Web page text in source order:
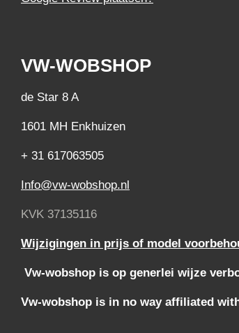
VW-WOBSHOP
de Star 8 A
1601 MH Enkhuizen
+ 31 617063505
Info@vw-wobshop.nl
KVK 37135116
Wijzigingen in prijs of model
Vw-wobshop is op generlei wijze
Vw-wobshop is in no way affiliated